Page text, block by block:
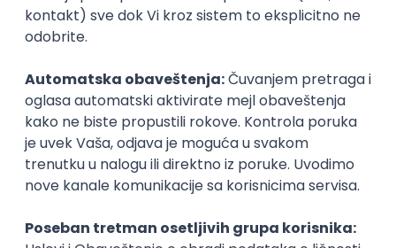
Karijerne mogućnosti
Upis
Ključne statistike
Prosečnaocenastudiranja 🧑‍🎓